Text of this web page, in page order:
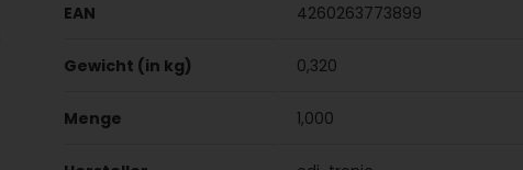
EAN 4260263773899
Gewicht (in kg) 0,320
Menge 1,000